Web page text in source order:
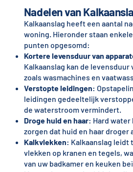
Nadelen van
Kalkaanslag heeft een aantal
woning. Hieronder staan
punten opgesomd:
Kortere levensduur van
Kalkaanslag kan de levensduur
zoals wasmachines en
Verstopte leidingen:
leidingen gedeeltelijk
de waterstroom vermindert.
Droge huid en haar: Hard water
zorgen dat huid en haar droger
Kalkvlekken: Kalkaanslag leidt
vlekken op kranen en tegels,
van uw badkamer en keuken